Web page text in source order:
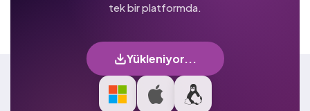
tek bir platformda.
Yükleniyor...